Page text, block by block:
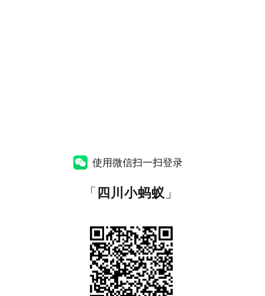
使用微信扫一扫登录
「四川小蚂蚁 」